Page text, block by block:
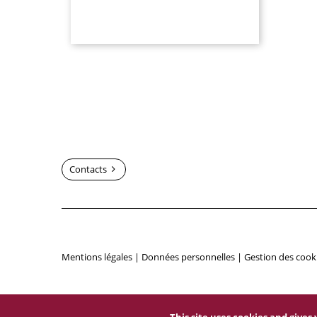
Contacts
Mentions légales | Données personnelles | Gestion des